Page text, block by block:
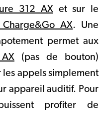
312 AXet sur le
Charge&Go AX. Une
permet aux
(pas de bouton)
appels simplement
appareil auditif. Pour
profiter de